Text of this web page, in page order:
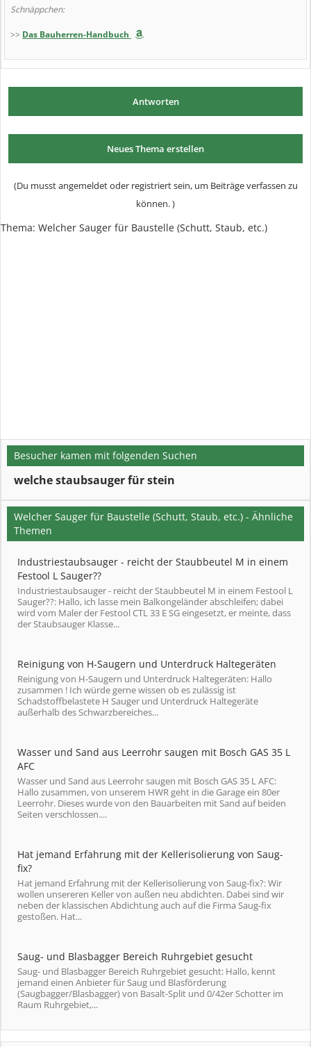
Schnäppchen:
>> Das Bauherren-Handbuch
Antworten
Neues Thema erstellen
(Du musst angemeldet oder registriert sein, um Beiträge verfassen zu
können. )
Thema: Welcher Sauger für Baustelle (Schutt, Staub, etc.)
Besucher kamen mit folgenden Suchen
welche staubsauger für stein
Welcher Sauger für Baustelle (Schutt, Staub, etc.) - Ähnliche
Themen
Industriestaubsauger - reicht der Staubbeutel M in einem
Festool L Sauger??
Industriestaubsauger - reicht der Staubbeutel M in einem Festool L
Sauger??: Hallo, ich lasse mein Balkongeländer abschleifen; dabei
wird vom Maler der Festool CTL 33 E SG eingesetzt, er meinte, dass
der Staubsauger Klasse...
Reinigung von H-Saugern und Unterdruck Haltegeräten
Reinigung von H-Saugern und Unterdruck Haltegeräten: Hallo
zusammen ! Ich würde gerne wissen ob es zulässig ist
Schadstoffbelastete H Sauger und Unterdruck Haltegeräte
außerhalb des Schwarzbereiches...
Wasser und Sand aus Leerrohr saugen mit Bosch GAS 35 L
AFC
Wasser und Sand aus Leerrohr saugen mit Bosch GAS 35 L AFC:
Hallo zusammen, von unserem HWR geht in die Garage ein 80er
Leerrohr. Dieses wurde von den Bauarbeiten mit Sand auf beiden
Seiten verschlossen....
Hat jemand Erfahrung mit der Kellerisolierung von Saug-
fix?
Hat jemand Erfahrung mit der Kellerisolierung von Saug-fix?: Wir
wollen unsereren Keller von außen neu abdichten. Dabei sind wir
neben der klassischen Abdichtung auch auf die Firma Saug-fix
gestoßen. Hat...
Saug- und Blasbagger Bereich Ruhrgebiet gesucht
Saug- und Blasbagger Bereich Ruhrgebiet gesucht: Hallo, kennt
jemand einen Anbieter für Saug und Blasförderung
(Saugbagger/Blasbagger) von Basalt-Split und 0/42er Schotter im
Raum Ruhrgebiet,...